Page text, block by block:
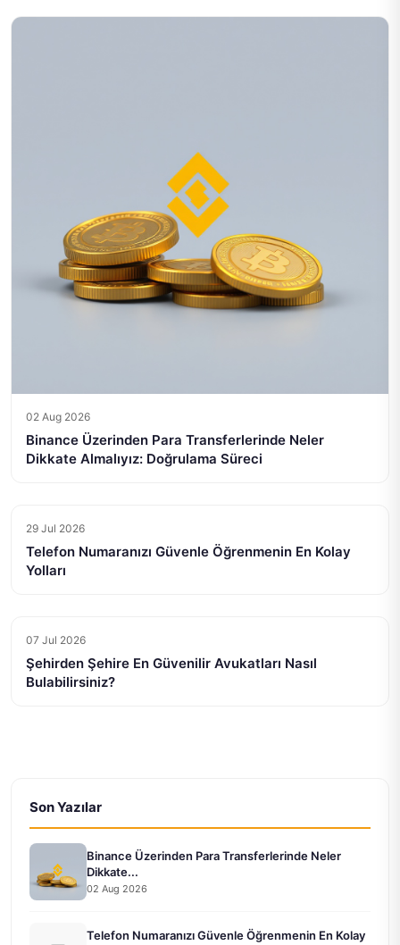
02 Aug 2026
Binance Üzerinden Para Transferlerinde Neler
Dikkate Almalıyız: Doğrulama Süreci
29 Jul 2026
Telefon Numaranızı Güvenle Öğrenmenin En Kolay
Yolları
07 Jul 2026
Şehirden Şehire En Güvenilir Avukatları Nasıl
Bulabilirsiniz?
Son Yazılar
Binance Üzerinden Para Transferlerinde Neler
Dikkate...
02 Aug 2026
Telefon Numaranızı Güvenle Öğrenmenin En Kolay